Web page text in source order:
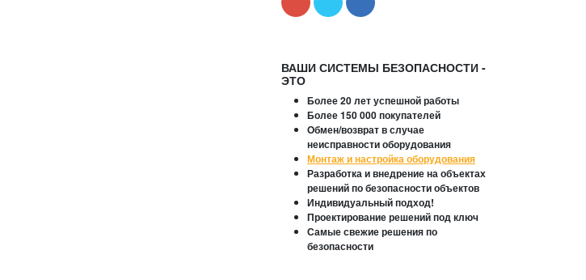
ВАШИ СИСТЕМЫ БЕЗОПАСНОСТИ -
ЭТО
Более 20 лет успешной работы
Более 150 000 покупателей
Обмен/возврат в случае
неисправности оборудования
Монтаж и настройка оборудования
Разработка и внедрение на объектах
решений по безопасности объектов
Индивидуальный подход!
Проектирование решений под ключ
Самые свежие решения по
безопасности